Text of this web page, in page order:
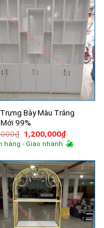
Bày Màu Trắng
99%
₫ Giá
gốc
là:
1,200,000₫Giá
hiện
tại
hàng - Giao nhanh